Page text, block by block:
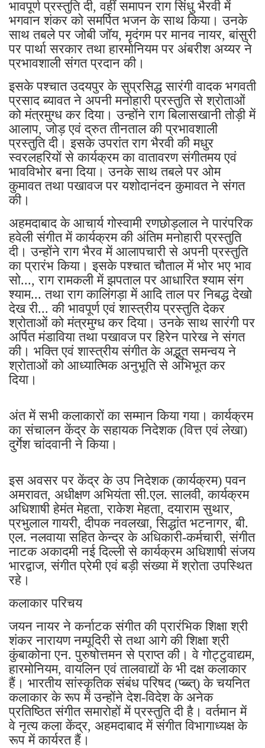
भावपूर्ण प्रस्तुति दी, वहीं समापन राग सिंधु भैरवी में
भगवान शंकर को समर्पित भजन के साथ किया। उनके
साथ तबले पर जोबी जॉय, मृदंगम पर मानव नायर, बांसुरी
पर पार्था सरकार तथा हारमोनियम पर अंबरीश अय्यर ने
प्रभावशाली संगत प्रदान की।
इसके पश्चात उदयपुर के सुप्रसिद्ध सारंगी वादक भगवती
प्रसाद ब्यावत ने अपनी मनोहारी प्रस्तुति से श्रोताओं
को मंत्रमुग्ध कर दिया। उन्होंने राग बिलासखानी तोड़ी में
आलाप, जोड़ एवं द्रुत तीनताल की प्रभावशाली
प्रस्तुति दी। इसके उपरांत राग भैरवी की मधुर
स्वरलहरियों से कार्यक्रम का वातावरण संगीतमय एवं
भावविभोर बना दिया। उनके साथ तबले पर ओम
कुमावत तथा पखावज पर यशोदानंदन कुमावत ने संगत
की।
अहमदाबाद के आचार्य गोस्वामी रणछोड़लाल ने पारंपरिक
हवेली संगीत में कार्यक्रम की अंतिम मनोहारी प्रस्तुति
दी। उन्होंने राग भैरव में आलापचारी से अपनी प्रस्तुति
का प्रारंभ किया। इसके पश्चात चौताल में भोर भए भाव
सो..., राग रामकली में झपताल पर आधारित श्याम संग
श्याम... तथा राग कालिंगड़ा में आदि ताल पर निबद्ध देखो
देख री... की भावपूर्ण एवं शास्त्रीय प्रस्तुति देकर
श्रोताओं को मंत्रमुग्ध कर दिया। उनके साथ सारंगी पर
अर्पित मंडाविया तथा पखावज पर हिरेन पारेख ने संगत
की। भक्ति एवं शास्त्रीय संगीत के अद्भुत समन्वय ने
श्रोताओं को आध्यात्मिक अनुभूति से अभिभूत कर
दिया।
अंत में सभी कलाकारों का सम्मान किया गया। कार्यक्रम
का संचालन केंद्र के सहायक निदेशक (वित्त एवं लेखा)
दुर्गेश चांदवानी ने किया।
इस अवसर पर केंद्र के उप निदेशक (कार्यक्रम) पवन
अमरावत, अधीक्षण अभियंता सी.एल. सालवी, कार्यक्रम
अधिशाषी हेमंत मेहता, राकेश मेहता, दयाराम सुथार,
प्रभुलाल गायरी, दीपक नवलखा, सिद्धांत भटनागर, बी.
एल. नलवाया सहित केन्द्र के अधिकारी-कर्मचारी, संगीत
नाटक अकादमी नई दिल्ली से कार्यक्रम अधिशाषी संजय
भारद्वाज, संगीत प्रेमी एवं बड़ी संख्या में श्रोता उपस्थित
रहे।
कलाकार परिचय
जयन नायर ने कर्नाटक संगीत की प्रारंभिक शिक्षा श्री
शंकर नारायण नम्पूदिरी से तथा आगे की शिक्षा श्री
कुंबाकोना एन. पुरुषोत्तमन से प्राप्त की। वे गोट्टुवाद्यम,
हारमोनियम, वायलिन एवं तालवाद्यों के भी दक्ष कलाकार
हैं। भारतीय सांस्कृतिक संबंध परिषद (प्ब्ब्त्) के चयनित
कलाकार के रूप में उन्होंने देश-विदेश के अनेक
प्रतिष्ठित संगीत समारोहों में प्रस्तुति दी है। वर्तमान में
वे नृत्य कला केंद्र, अहमदाबाद में संगीत विभागाध्यक्ष के
रूप में कार्यरत हैं।